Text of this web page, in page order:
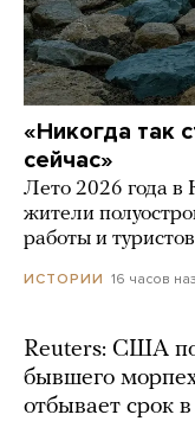
«Никогда так
сейчас»
Лето 2026 года в
жители
работы и
ИСТОРИИ 16 часов
Reuters: США
бывшего
отбывает срок